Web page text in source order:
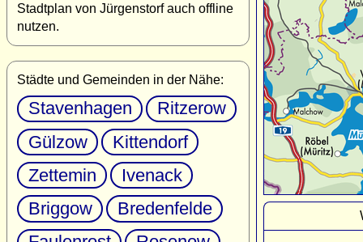
Stadtplan von Jürgenstorf auch offline
nutzen.
Städte und Gemeinden in der Nähe:
Stavenhagen
Ritzerow
Gülzow
Kittendorf
Zettemin
Ivenack
Briggow
Bredenfelde